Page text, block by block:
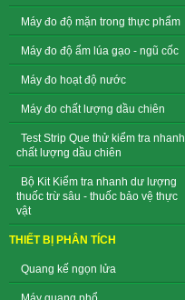
Máy đo độ mặn trong thực phẩm
Máy đo độ ẩm lúa gạo - ngũ cốc
Máy đo hoạt độ nước
Máy đo chất lượng dầu chiên
Test Strip Que thử kiểm tra nhanh
chất lượng dầu chiên
Bộ Kit Kiểm tra nhanh dư lượng
thuốc trừ sâu - thuốc bảo vệ thực
vật
THIẾT BỊ PHÂN TÍCH
Quang kế ngọn lửa